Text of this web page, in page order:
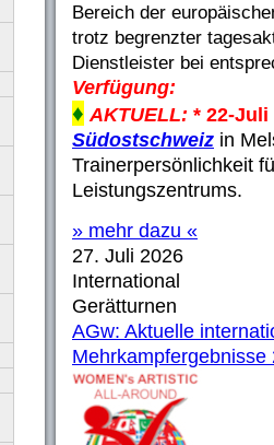
Bereich der
trotz begrenzter
Dienstleister bei
Verfügung:
♦ AKTUELL: * 22-
Südostschweiz in
Trainerpersönlichkeit
Leistungszentrums.
» mehr dazu «
27. Juli 2026
International
Gerätturnen
AGw: Aktuelle
Mehrkampfergebnisse